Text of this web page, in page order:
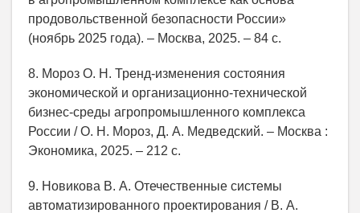
продовольственной безопасности России»
(ноябрь 2025 года). – Москва, 2025. – 84 с.
8. Мороз О. Н. Тренд‑изменения состояния
экономической и организационно‑технической
бизнес‑среды агропромышленного комплекса
России / О. Н. Мороз, Д. А. Медведский. – Москва :
Экономика, 2025. – 212 с.
9. Новикова В. А. Отечественные системы
автоматизированного проектирования / В. А.